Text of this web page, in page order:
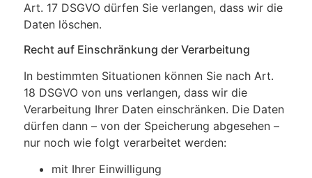
Art. 17 DSGVO dürfen Sie verlangen, dass wir die
Daten löschen.
Recht auf Einschränkung der Verarbeitung
In bestimmten Situationen können Sie nach Art.
18 DSGVO von uns verlangen, dass wir die
Verarbeitung Ihrer Daten einschränken. Die Daten
dürfen dann – von der Speicherung abgesehen –
nur noch wie folgt verarbeitet werden:
mit Ihrer Einwilligung